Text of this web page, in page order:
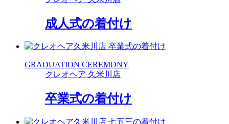
成人式の着付け
GRADUATION CEREMONY
クレオヘア 久米川店
卒業式の着付け